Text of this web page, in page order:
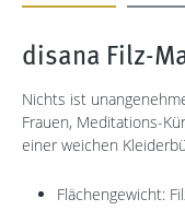
disana Filz-
Nichts ist
Frauen, Meditations-
einer weichen
Flächengewicht: